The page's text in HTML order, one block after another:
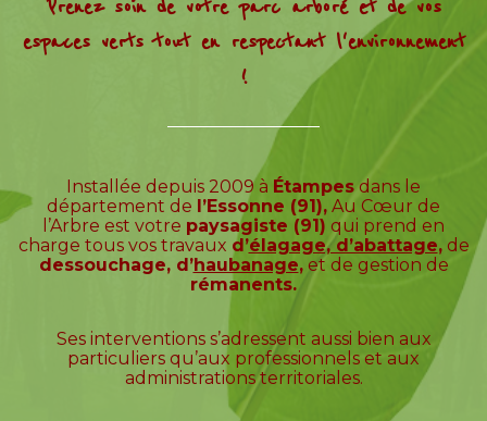
Prenez soin de votre parc arboré et de vos
espaces verts tout en respectant l'environnement
!
Installée depuis 2009 à Étampesdans le
département de l’Essonne (91), Au Cœur de
l’Arbre est votre paysagiste (91) qui prend en
charge tous vos travaux d’élagage, d’abattage,de
dessouchage, d’haubanage,et de gestion de
rémanents.
Ses interventions s’adressent aussi bien aux
particuliers qu’aux professionnels et aux
administrations territoriales.